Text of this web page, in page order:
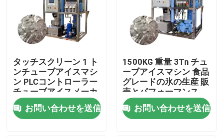
タッチスクリーン 1 ト
ンチューブアイスマシ
ン PLCコントローラー
チューブアイスメーカ
ー 自動化
お問い合わせを送信
1500KG 重量 3Tn チュ
ーブアイスマシン 食品
グレードの氷の生産 販
売とパフォーマンス
お問い合わせを送信